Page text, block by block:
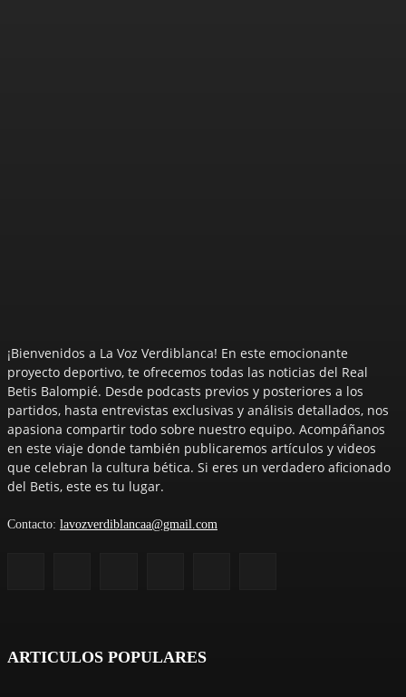
¡Bienvenidos a La Voz Verdiblanca! En este emocionante
proyecto deportivo, te ofrecemos todas las noticias del Real
Betis Balompié. Desde podcasts previos y posteriores a los
partidos, hasta entrevistas exclusivas y análisis detallados, nos
apasiona compartir todo sobre nuestro equipo. Acompáñanos
en este viaje donde también publicaremos artículos y videos
que celebran la cultura bética. Si eres un verdadero aficionado
del Betis, este es tu lugar.
Contacto: lavozverdiblancaa@gmail.com
ARTICULOS POPULARES